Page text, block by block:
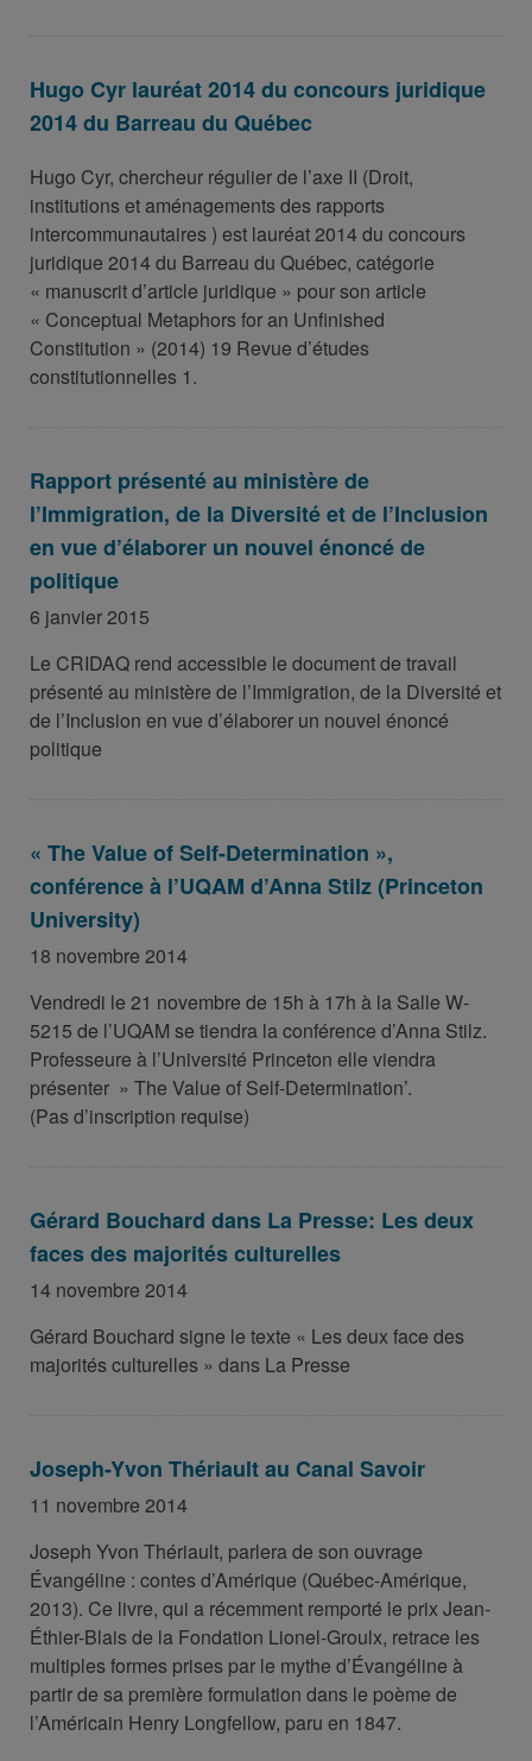
Hugo Cyr lauréat 2014 du concours juridique
2014 du Barreau du Québec
Hugo Cyr, chercheur régulier de l’axe II (Droit,
institutions et aménagements des rapports
intercommunautaires ) est lauréat 2014 du concours
juridique 2014 du Barreau du Québec, catégorie
« manuscrit d’article juridique » pour son article
« Conceptual Metaphors for an Unfinished
Constitution » (2014) 19 Revue d’études
constitutionnelles 1.
Rapport présenté au ministère de
l’Immigration, de la Diversité et de l’Inclusion
en vue d’élaborer un nouvel énoncé de
politique
6 janvier 2015
Le CRIDAQ rend accessible le document de travail
présenté au ministère de l’Immigration, de la Diversité et
de l’Inclusion en vue d’élaborer un nouvel énoncé
politique
« The Value of Self-Determination »,
conférence à l’UQAM d’Anna Stilz (Princeton
University)
18 novembre 2014
Vendredi le 21 novembre de 15h à 17h à la Salle W-
5215 de l’UQAM se tiendra la conférence d’Anna Stilz.
Professeure à l’Université Princeton elle viendra
présenter » The Value of Self-Determination’.
(Pas d’inscription requise)
Gérard Bouchard dans La Presse: Les deux
faces des majorités culturelles
14 novembre 2014
Gérard Bouchard signe le texte « Les deux face des
majorités culturelles » dans La Presse
Joseph-Yvon Thériault au Canal Savoir
11 novembre 2014
Joseph Yvon Thériault, parlera de son ouvrage
Évangéline : contes d’Amérique (Québec-Amérique,
2013). Ce livre, qui a récemment remporté le prix Jean-
Éthier-Blais de la Fondation Lionel-Groulx, retrace les
multiples formes prises par le mythe d’Évangéline à
partir de sa première formulation dans le poème de
l’Américain Henry Longfellow, paru en 1847.